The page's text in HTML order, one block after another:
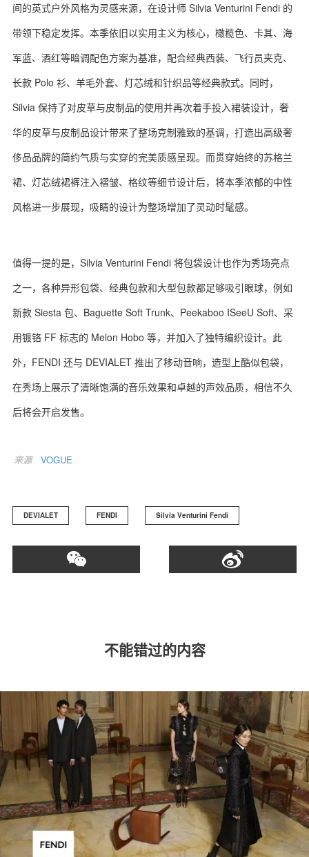
间的英式户外风格为灵感来源，在设计师 Silvia Venturini Fendi 的
带领下稳定发挥。本季依旧以实用主义为核心，橄榄色、卡其、海
军蓝、酒红等暗调配色方案为基准，配合经典西装、飞行员夹克、
长款 Polo 衫、羊毛外套、灯芯绒和针织品等经典款式。同时，
Silvia 保持了对皮草与皮制品的使用并再次着手投入裙装设计，奢
华的皮草与皮制品设计带来了整场克制雅致的基调，打造出高级奢
侈品品牌的简约气质与实穿的完美质感呈现。而贯穿始终的苏格兰
裙、灯芯绒裙裤注入褶皱、格纹等细节设计后，将本季浓郁的中性
风格进一步展现，吸睛的设计为整场增加了灵动时髦感。
值得一提的是，Silvia Venturini Fendi 将包袋设计也作为秀场亮点
之一，各种异形包袋、经典包款和大型包款都足够吸引眼球，例如
新款 Siesta 包、Baguette Soft Trunk、Peekaboo ISeeU Soft、采
用镀铬 FF 标志的 Melon Hobo 等，并加入了独特编织设计。此
外，FENDI 还与 DEVIALET 推出了移动音响，造型上酷似包袋，
在秀场上展示了清晰饱满的音乐效果和卓越的声效品质，相信不久
后将会开启发售。
来源 VOGUE
DEVIALET FENDI Silvia Venturini Fendi
不能错过的内容